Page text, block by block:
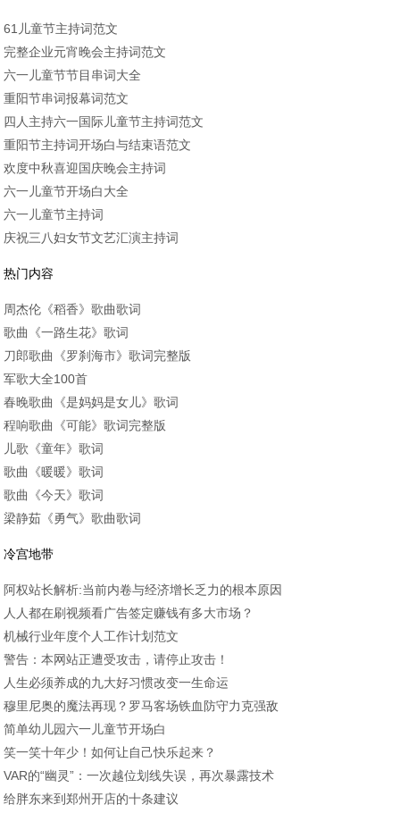
61儿童节主持词范文
完整企业元宵晚会主持词范文
六一儿童节节目串词大全
重阳节串词报幕词范文
四人主持六一国际儿童节主持词范文
重阳节主持词开场白与结束语范文
欢度中秋喜迎国庆晚会主持词
六一儿童节开场白大全
六一儿童节主持词
庆祝三八妇女节文艺汇演主持词
热门内容
周杰伦《稻香》歌曲歌词
歌曲《一路生花》歌词
刀郎歌曲《罗刹海市》歌词完整版
军歌大全100首
春晚歌曲《是妈妈是女儿》歌词
程响歌曲《可能》歌词完整版
儿歌《童年》歌词
歌曲《暖暖》歌词
歌曲《今天》歌词
梁静茹《勇气》歌曲歌词
冷宫地带
阿权站长解析:当前内卷与经济增长乏力的根本原因
人人都在刷视频看广告签定赚钱有多大市场？
机械行业年度个人工作计划范文
警告：本网站正遭受攻击，请停止攻击！
人生必须养成的九大好习惯改变一生命运
穆里尼奥的魔法再现？罗马客场铁血防守力克强敌
简单幼儿园六一儿童节开场白
笑一笑十年少！如何让自己快乐起来？
VAR的“幽灵”：一次越位划线失误，再次暴露技术
给胖东来到郑州开店的十条建议